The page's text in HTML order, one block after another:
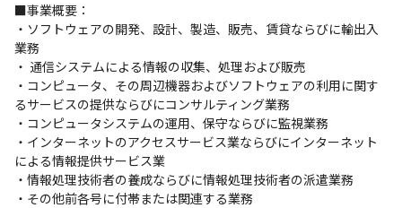
■事業概要：
・ソフトウェアの開発、設計、製造、販売、賃貸ならびに輸出入
業務
・ 通信システムによる情報の収集、処理および販売
・コンピュータ、その周辺機器およびソフトウェアの利用に関す
るサービスの提供ならびにコンサルティング業務
・コンピュータシステムの運用、保守ならびに監視業務
・インターネットのアクセスサービス業ならびにインターネット
による情報提供サービス業
・情報処理技術者の養成ならびに情報処理技術者の派遣業務
・その他前各号に付帯または関連する業務